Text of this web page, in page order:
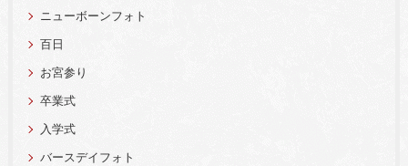
ニューボーンフォト
百日
お宮参り
卒業式
入学式
バースデイフォト